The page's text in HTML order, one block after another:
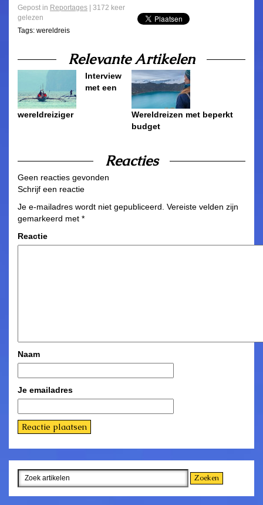
Gepost in Reportages | 3172 keer
gelezen
Tags: wereldreis
Relevante Artikelen
Interview
met een
wereldreiziger
Wereldreizen met beperkt
budget
Reacties
Geen reacties gevonden
Schrijf een reactie
Je e-mailadres wordt niet gepubliceerd. Vereiste velden zijn
gemarkeerd met *
Reactie
Naam
Je emailadres